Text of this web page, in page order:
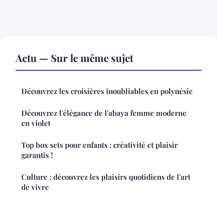
Actu — Sur le même sujet
Découvrez les croisières inoubliables en polynésie
Découvrez l'élégance de l'abaya femme moderne
en violet
Top box sets pour enfants : créativité et plaisir
garantis !
Culture : découvrez les plaisirs quotidiens de l'art
de vivre